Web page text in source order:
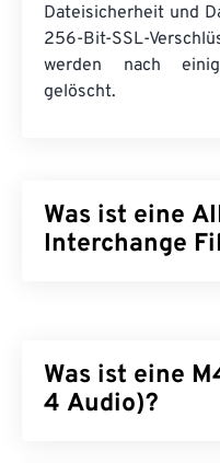
Dateisicherheit und
256-Bit-SSL-
werden nach
gelöscht.
Was ist eine
Interchange
Informationen zu
Die
Was ist eine
4 Audio)?